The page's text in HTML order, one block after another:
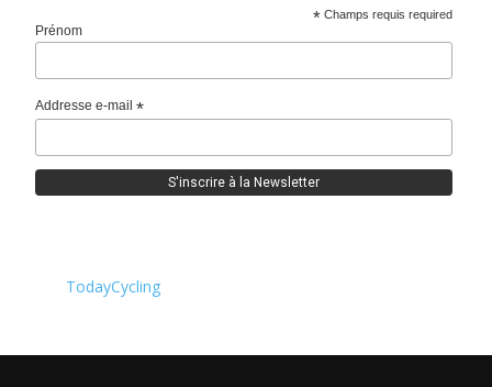
* Champs requis required
Prénom
Addresse e-mail*
TodayCycling